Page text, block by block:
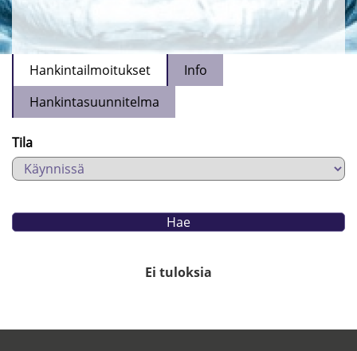
Hankintailmoitukset
Info
Hankintasuunnitelma
Tila
Ei tuloksia